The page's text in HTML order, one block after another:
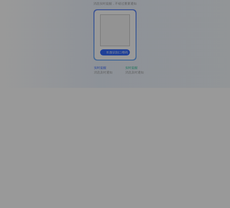
消息实时提醒，不错过重要通知
长按识别二维码
实时提醒
消息及时通知
实时提醒
消息及时通知